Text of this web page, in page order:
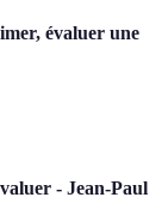
évaluer une
- Jean-Paul